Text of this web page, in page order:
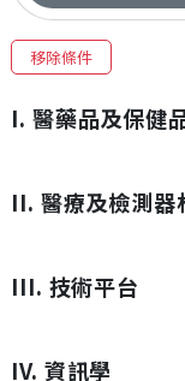
移除條件
I. 醫藥品及保健
II. 醫療及檢測器
III. 技術平台
IV. 資訊學